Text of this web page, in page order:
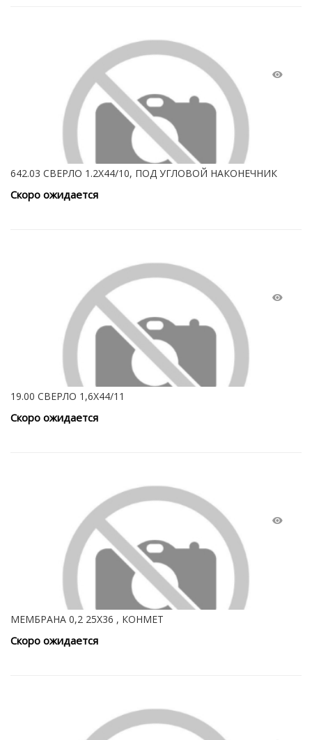
642.03 СВЕРЛО 1.2Х44/10, ПОД УГЛОВОЙ НАКОНЕЧНИК
Скоро ожидается
19.00 СВЕРЛО 1,6Х44/11
Скоро ожидается
МЕМБРАНА 0,2 25Х36 , КОНМЕТ
Скоро ожидается